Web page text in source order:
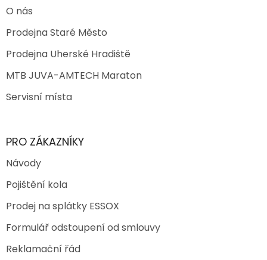
O nás
Prodejna Staré Město
Prodejna Uherské Hradiště
MTB JUVA-AMTECH Maraton
Servisní místa
PRO ZÁKAZNÍKY
Návody
Pojištění kola
Prodej na splátky ESSOX
Formulář odstoupení od smlouvy
Reklamační řád